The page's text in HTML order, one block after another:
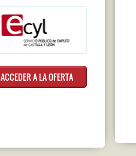
ACCEDER A LA OFERTA